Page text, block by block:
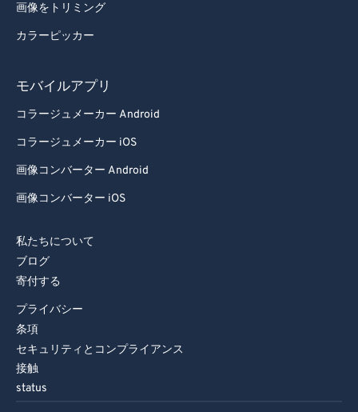
画像をトリミング
カラーピッカー
モバイルアプリ
コラージュメーカー Android
コラージュメーカー iOS
画像コンバーター Android
画像コンバーター iOS
私たちについて
ブログ
寄付する
プライバシー
条項
セキュリティとコンプライアンス
接触
status